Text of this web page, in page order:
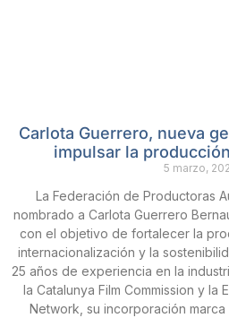
Carlota Guerrero, nueva
impulsar la
5 marzo,
La Federación de Productoras
nombrado a Carlota Guerrero
con el objetivo de fortalecer la
internacionalización y la
25 años de experiencia en la
la Catalunya Film Commission y la
Network, su incorporación